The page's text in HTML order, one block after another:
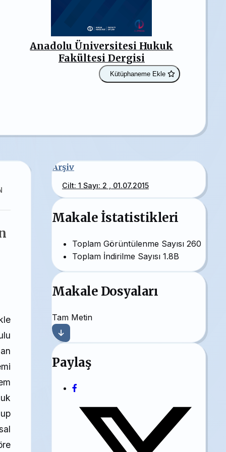
Anadolu Üniversitesi Hukuk
Fakültesi Dergisi
Kütüphaneme Ekle
Arşiv
Cilt: 1 Sayı: 2 , 01.07.2015
Makale İstatistikleri
Toplam Görüntülenme Sayısı 260
Toplam İndirilme Sayısı 1.8B
Makale Dosyaları
Tam Metin
Paylaş